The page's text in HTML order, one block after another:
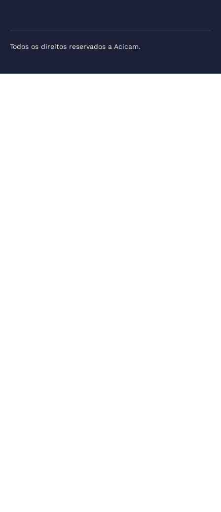
Todos os direitos reservados a Acicam.